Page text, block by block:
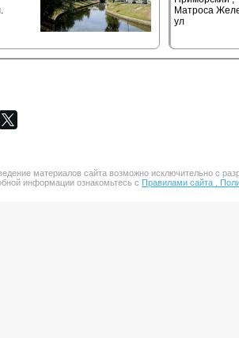
Матроса
ул
материалов сайта возможно исключительно с
информации ознакомьтесь с Правилами сайта .